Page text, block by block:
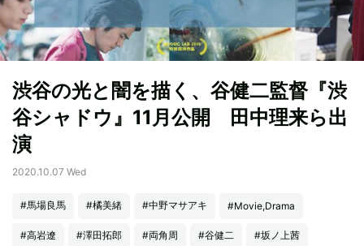
渋谷の光と闇を描く、谷健二監督『渋
谷シャドウ』11月公開 田中理来ら出
演
2020.10.07 Wed
#馬場良馬 #橘美緒 #中野マサアキ #Movie,Drama
#高岩遼 #澤田拓郎 #両角周 #谷健二 #坂ノ上茜